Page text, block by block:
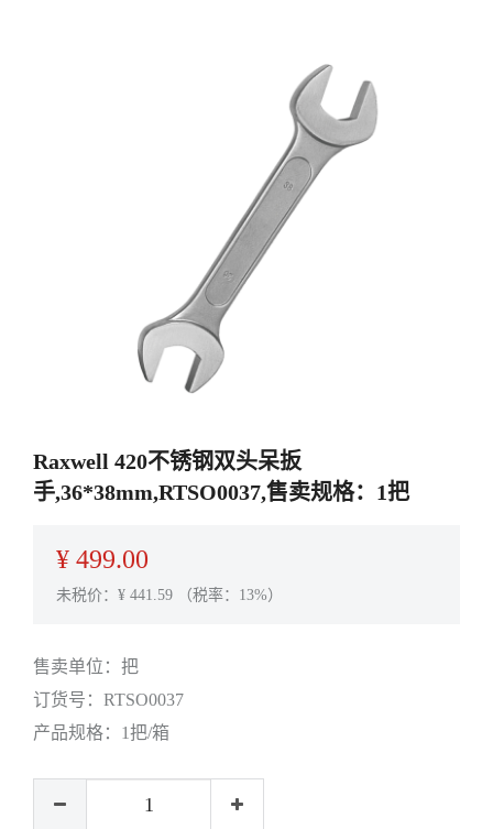
Raxwell 420不锈钢双头呆扳
手,36*38mm,RTSO0037,售卖规格：1把
¥ 499.00
未税价：¥ 441.59 （税率：13%）
售卖单位： 把
订货号： RTSO0037
产品规格： 1把/箱